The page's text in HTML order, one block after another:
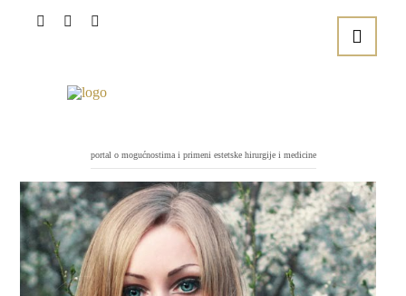
portal o mogućnostima i primeni estetske hirurgije i medicine